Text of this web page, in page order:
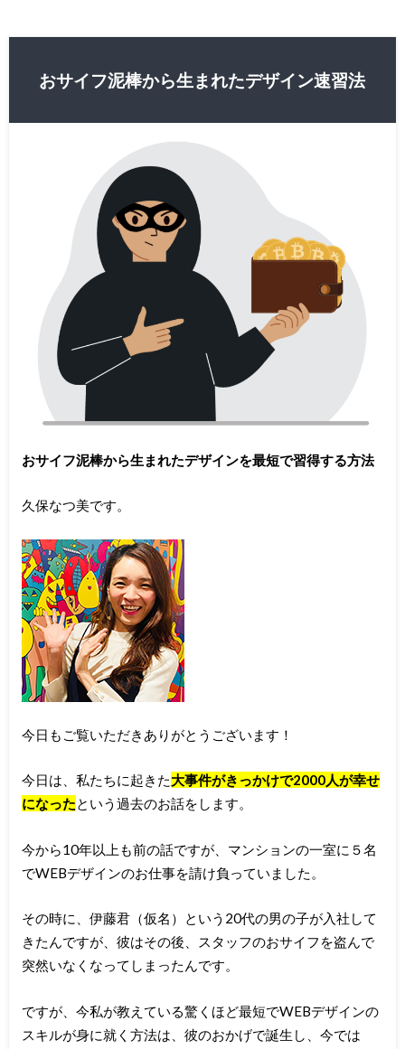
おサイフ泥棒から生まれたデザイン速習法
おサイフ泥棒から生まれたデザインを最短で習得する方法
久保なつ美です。
今日もご覧いただきありがとうございます！
今日は、私たちに起きた大事件がきっかけで2000人が幸せ
になったという過去のお話をします。
今から10年以上も前の話ですが、マンションの一室に５名
でWEBデザインのお仕事を請け負っていました。
その時に、伊藤君（仮名）という20代の男の子が入社して
きたんですが、彼はその後、スタッフのおサイフを盗んで
突然いなくなってしまったんです。
ですが、今私が教えている驚くほど最短でWEBデザインの
スキルが身に就く方法は、彼のおかげで誕生し、今では